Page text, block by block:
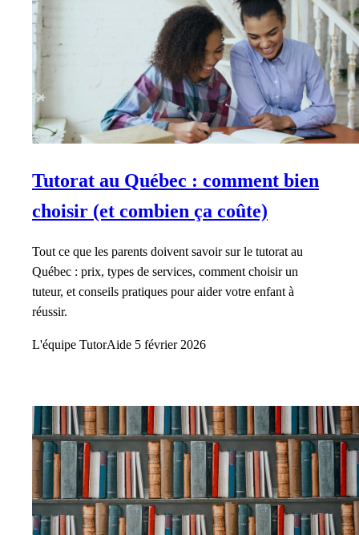
Tutorat au Québec : comment bien
choisir (et combien ça coûte)
Tout ce que les parents doivent savoir sur le tutorat au
Québec : prix, types de services, comment choisir un
tuteur, et conseils pratiques pour aider votre enfant à
réussir.
L'équipe TutorAide 5 février 2026